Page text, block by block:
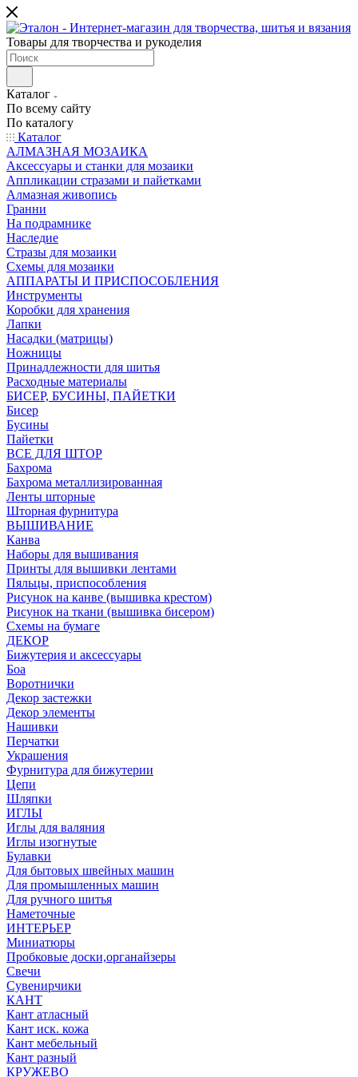
Товары для творчества и рукоделия
Каталог
По всему сайту
По каталогу
Каталог
АЛМАЗНАЯ МОЗАИКА
Аксессуары и станки для мозаики
Аппликации стразами и пайетками
Алмазная живопись
Гранни
На подрамнике
Наследие
Стразы для мозаики
Схемы для мозаики
АППАРАТЫ И ПРИСПОСОБЛЕНИЯ
Инструменты
Коробки для хранения
Лапки
Насадки (матрицы)
Ножницы
Принадлежности для шитья
Расходные материалы
БИСЕР, БУСИНЫ, ПАЙЕТКИ
Бисер
Бусины
Пайетки
ВСЕ ДЛЯ ШТОР
Бахрома
Бахрома металлизированная
Ленты шторные
Шторная фурнитура
ВЫШИВАНИЕ
Канва
Наборы для вышивания
Принты для вышивки лентами
Пяльцы, приспособления
Рисунок на канве (вышивка крестом)
Рисунок на ткани (вышивка бисером)
Схемы на бумаге
ДЕКОР
Бижутерия и аксессуары
Боа
Воротнички
Декор застежки
Декор элементы
Нашивки
Перчатки
Украшения
Фурнитура для бижутерии
Цепи
Шляпки
ИГЛЫ
Иглы для валяния
Иглы изогнутые
Булавки
Для бытовых швейных машин
Для промышленных машин
Для ручного шитья
Наметочные
ИНТЕРЬЕР
Миниатюры
Пробковые доски,органайзеры
Свечи
Сувенирчики
КАНТ
Кант атласный
Кант иск. кожа
Кант мебельный
Кант разный
КРУЖЕВО